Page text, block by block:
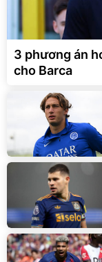
3 phương án
cho Barca